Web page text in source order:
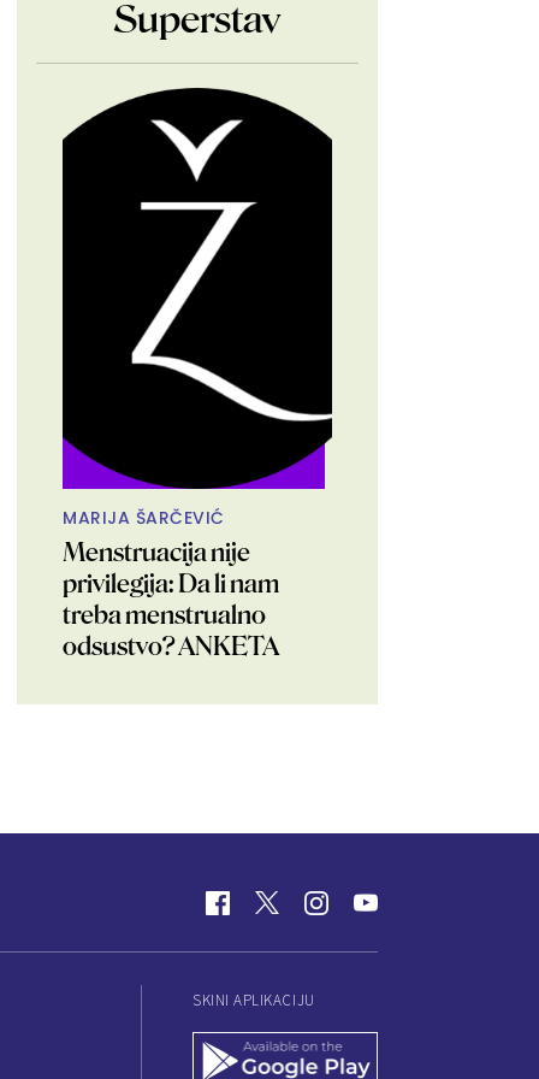
Superstav
MARIJA ŠARČEVIĆ
Menstruacija nije
privilegija: Da li nam
treba menstrualno
odsustvo? ANKETA
SKINI APLIKACIJU